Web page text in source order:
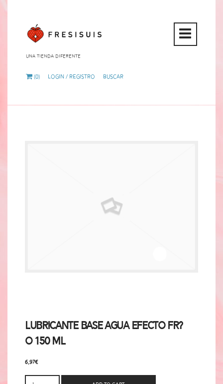
Una tienda diferente
Open
(0) Login / Registro Buscar
Lubricante Base Agua Efecto Fr?
o 150 ml
6,97€